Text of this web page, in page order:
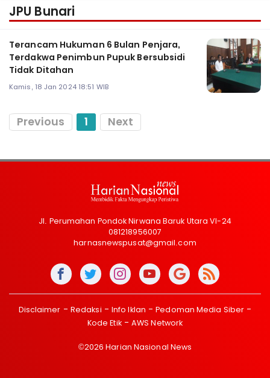
JPU Bunari
Terancam Hukuman 6 Bulan Penjara,
Terdakwa Penimbun Pupuk Bersubsidi
Tidak Ditahan
Kamis, 18 Jan 2024 18:51 WIB
Previous 1 Next
Jl. Perumahan Pondok Nirwana Baruk Utara VI-24
081218956007
harnasnewspusat@gmail.com
Disclaimer Redaksi Info Iklan
Pedoman Media Siber
Kode Etik
AWS Network
©2026 Harian Nasional News